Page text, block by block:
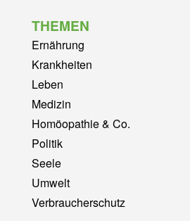
THEMEN
Ernährung
Krankheiten
Leben
Medizin
Homöopathie & Co.
Politik
Seele
Umwelt
Verbraucherschutz